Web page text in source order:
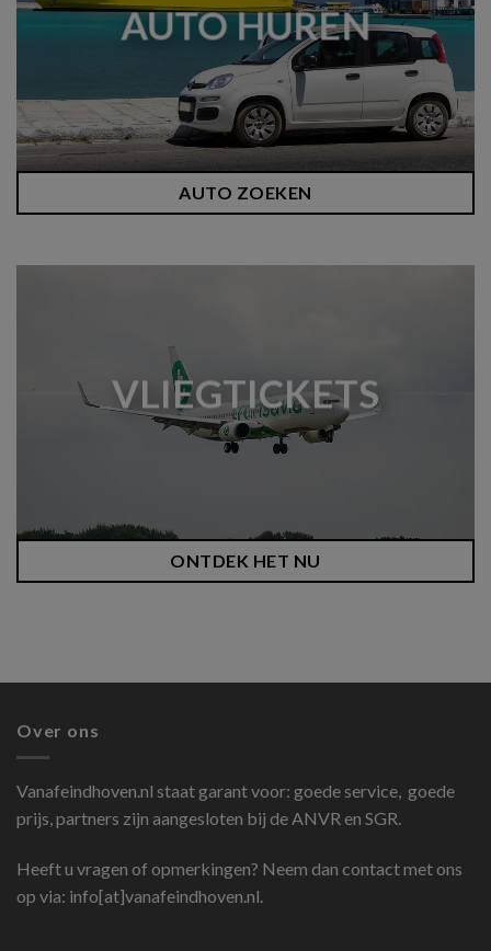
AUTO HUREN
AUTO ZOEKEN
VLIEGTICKETS
ONTDEK HET NU
Over ons
Vanafeindhoven.nl staat garant voor: goede service, goede
prijs, partners zijn aangesloten bij de ANVR en SGR.
Heeft u vragen of opmerkingen? Neem dan contact met ons
op via: info[at]vanafeindhoven.nl.